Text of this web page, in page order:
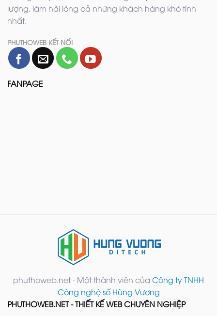
lượng, làm hài lòng cả những khách hàng khó tính
nhất.
PHUTHOWEB KẾT NỐI
FANPAGE
phuthoweb.net - Một thành viên của Công ty TNHH
Công nghệ số Hùng Vương
PHUTHOWEB.NET - THIẾT KẾ WEB CHUYÊN NGHIỆP